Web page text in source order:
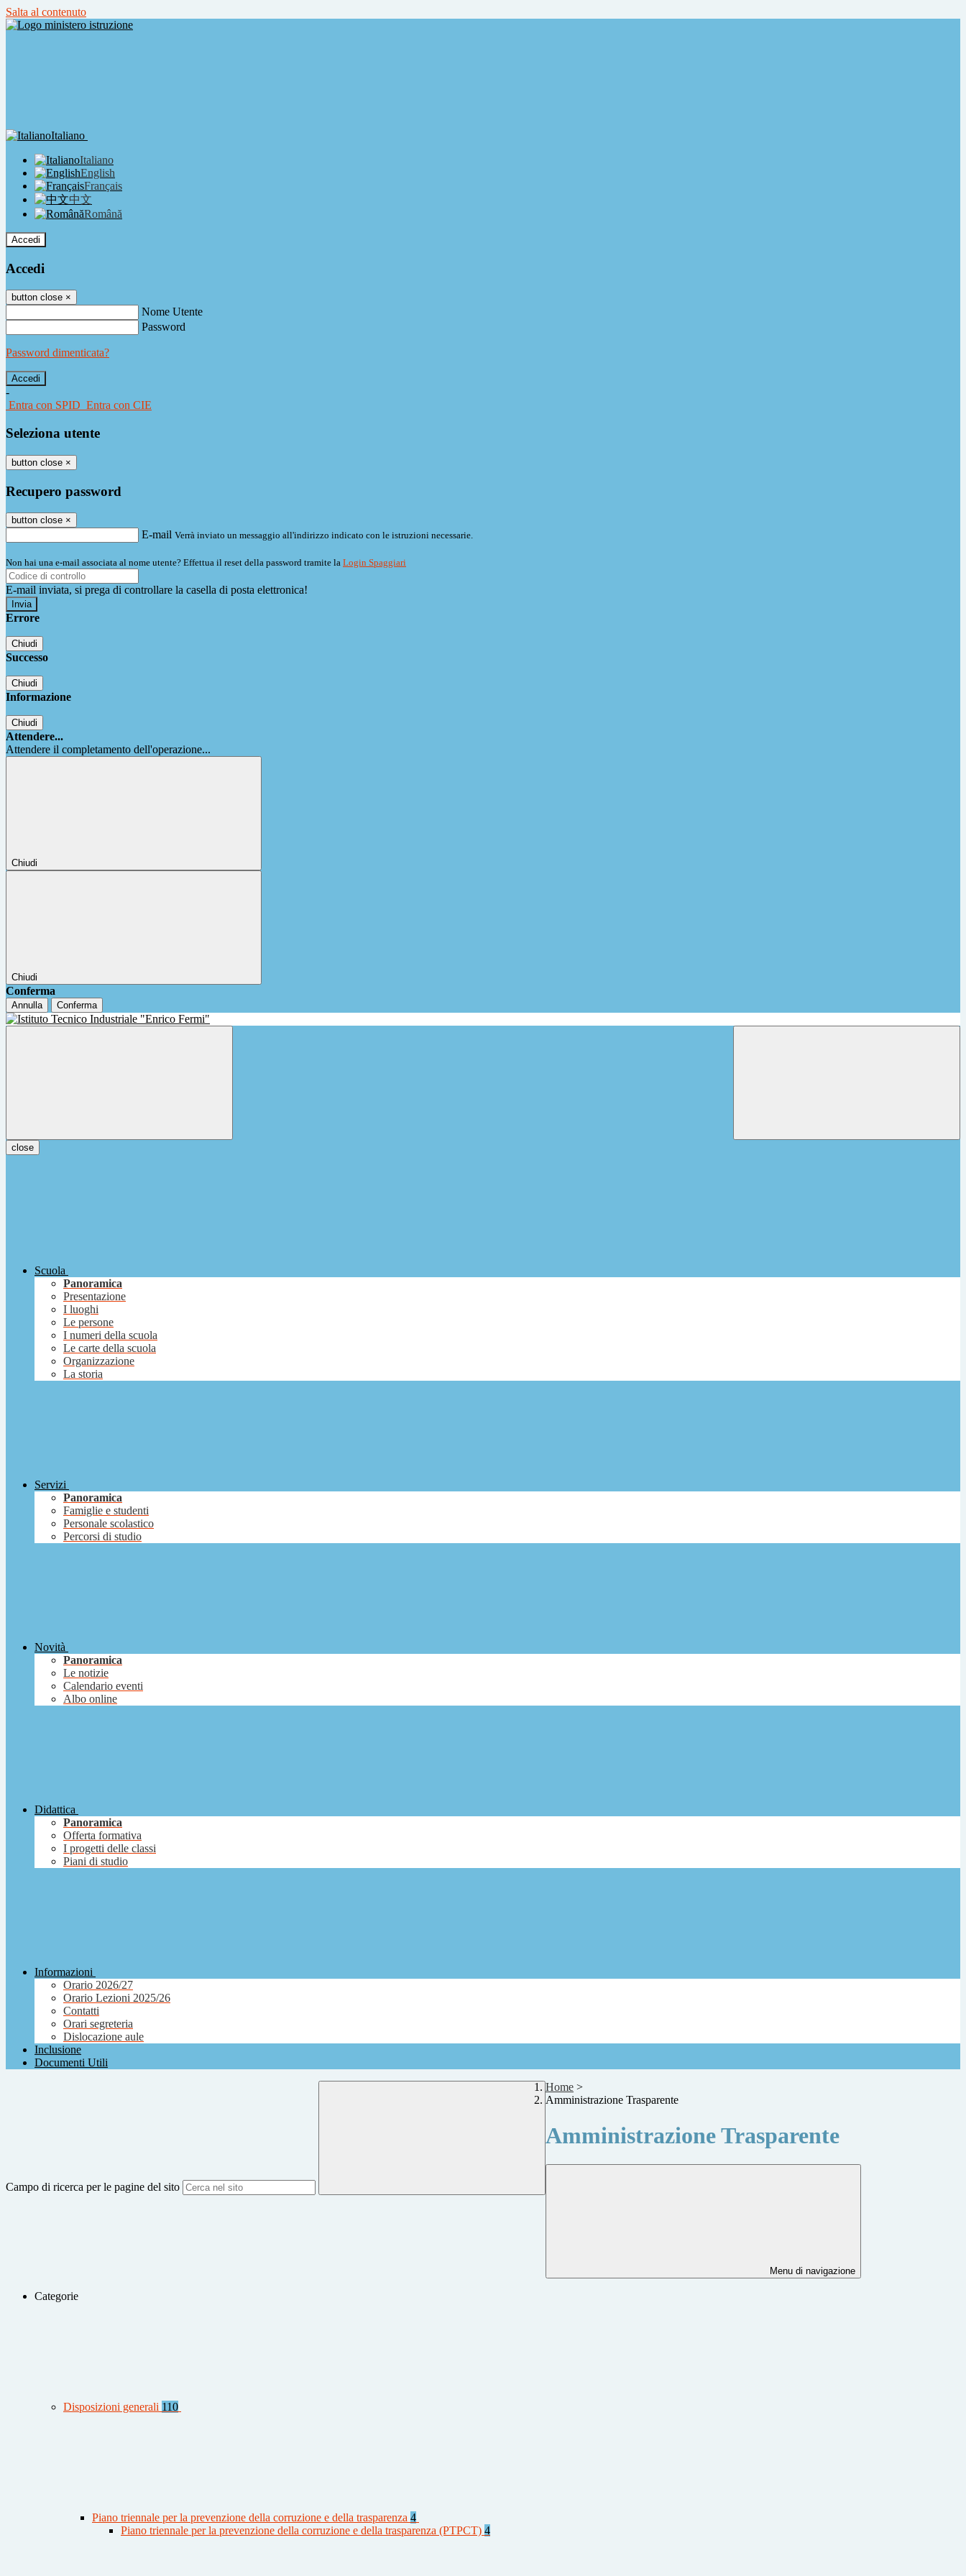
Salta al contenuto
Italiano
Italiano
English
Français
中文
Română
Accedi
Accedi
button close ×
Nome Utente
Password
Password dimenticata?
-
Entra con SPID Entra con CIE
Seleziona utente
button close ×
Recupero password
button close ×
E-mail Verrà inviato un messaggio all'indirizzo indicato con le istruzioni necessarie.
Non hai una e-mail associata al nome utente? Effettua il reset della password tramite la Login Spaggiari
E-mail inviata, si prega di controllare la casella di posta elettronica!
Errore
Chiudi
Successo
Chiudi
Informazione
Chiudi
Attendere...
Attendere il completamento dell'operazione...
Chiudi
Chiudi
Conferma
Annulla Conferma
close
Scuola
Panoramica
Presentazione
I luoghi
Le persone
I numeri della scuola
Le carte della scuola
Organizzazione
La storia
Servizi
Panoramica
Famiglie e studenti
Personale scolastico
Percorsi di studio
Novità
Panoramica
Le notizie
Calendario eventi
Albo online
Didattica
Panoramica
Offerta formativa
I progetti delle classi
Piani di studio
Informazioni
Orario 2026/27
Orario Lezioni 2025/26
Contatti
Orari segreteria
Dislocazione aule
Inclusione
Documenti Utili
Campo di ricerca per le pagine del sito
Home >
Amministrazione Trasparente
Amministrazione Trasparente
Menu di navigazione
Categorie
Disposizioni generali 110
Piano triennale per la prevenzione della corruzione e della trasparenza 4
Piano triennale per la prevenzione della corruzione e della trasparenza (PTPCT) 4